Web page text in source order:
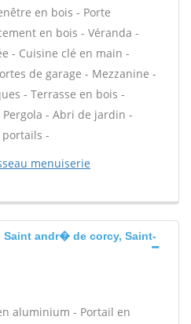
en bois - Porte
en bois - Véranda -
- Cuisine clé en main -
de garage - Mezzanine -
- Terrasse en bois -
- Abri de jardin -
-
menuiserie
andr� de corcy, Saint-
aluminium - Portail en